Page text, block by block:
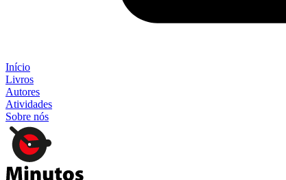
Início
Livros
Autores
Atividades
Sobre nós